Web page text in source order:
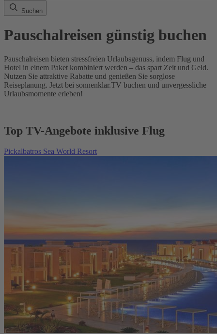
Suchen
Pauschalreisen günstig buchen
Pauschalreisen bieten stressfreien Urlaubsgenuss, indem Flug und
Hotel in einem Paket kombiniert werden – das spart Zeit und Geld.
Nutzen Sie attraktive Rabatte und genießen Sie sorglose
Reiseplanung. Jetzt bei sonnenklar.TV buchen und unvergessliche
Urlaubsmomente erleben!
Top TV-Angebote inklusive Flug
Pickalbatros Sea World Resort